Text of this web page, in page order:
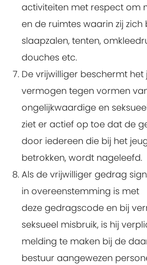
activiteiten met respect om
en de ruimtes waarin zij zich
slaapzalen, tenten,
douches etc.
De vrijwilliger beschermt
vermogen tegen vormen
ongelijkwaardige en
ziet er actief op toe dat de
door iedereen die bij het
betrokken, wordt nageleefd.
Als de vrijwilliger gedrag
in overeenstemming is met
deze gedragscode en bij
seksueel misbruik, is hij
melding te maken bij de
bestuur aangewezen